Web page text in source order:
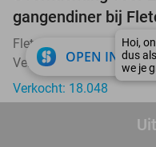
gangendiner bij
Fletcher Hotels
Velsen-Zuid (+ meerdere
Verkocht: 18.048
OPEN IN APP